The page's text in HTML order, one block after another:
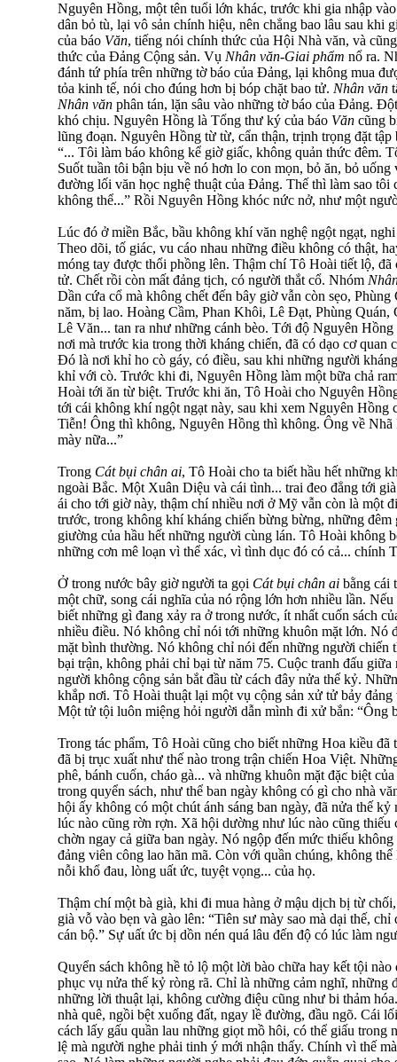
Nguyên Hồng, một tên tuổi lớn khác, trước khi gia nhập
dân bỏ tù, lại vô sản chính hiệu, nên chẳng bao lâu sau khi
của báo Văn, tiếng nói chính thức của Hội Nhà văn, và
thức của Đảng Cộng sản. Vụ Nhân văn-Giai phẩm nổ ra.
đánh tứ phía trên những tờ báo của Đảng, lại không mua
tỏa kinh tế, nói cho đúng hơn bị bóp chặt bao tử. Nhân văn
Nhân văn phân tán, lặn sâu vào những tờ báo của Đảng.
khó chịu. Nguyên Hồng là Tổng thư ký của báo Văn cũng
lũng đoạn. Nguyên Hồng từ từ, cẩn thận, trịnh trọng đặt
“... Tôi làm báo không kể giờ giấc, không quản thức đêm.
Suốt tuần tôi bận bịu về nó hơn lo con mọn, bỏ ăn, bỏ
đường lối văn học nghệ thuật của Đảng. Thế thì làm sao tôi
không thể...” Rồi Nguyên Hồng khóc nức nở, như một
Lúc đó ở miền Bắc, bầu không khí văn nghệ ngột ngạt,
Theo dõi, tố giác, vu cáo nhau những điều không có thật,
móng tay được thổi phồng lên. Thậm chí Tô Hoài tiết lộ, đã
tử. Chết rồi còn mất đảng tịch, có người thắt cổ. Nhóm
Dần cứa cổ mà không chết đến bây giờ vẫn còn sẹo,
năm, bị lao. Hoàng Cầm, Phan Khôi, Lê Đạt, Phùng
Lê Văn... tan ra như những cánh bèo. Tới độ Nguyên
nơi mà trước kia trong thời kháng chiến, đã có dạo cơ quan
Đó là nơi khỉ ho cò gáy, có điều, sau khi những người
khỉ với cò. Trước khi đi, Nguyên Hồng làm một bữa chả
Hoài tới ăn từ biệt. Trước khi ăn, Tô Hoài cho Nguyên
tới cái không khí ngột ngạt này, sau khi xem Nguyên Hồng
Tiễn! Ông thì không, Nguyên Hồng thì không. Ông về
mày nữa...”
Trong Cát bụi chân ai, Tô Hoài cho ta biết hầu hết những
ngoài Bắc. Một Xuân Diệu và cái tình... trai đeo đẳng tới
ái cho tới giờ này, thậm chí nhiều nơi ở Mỹ vẫn còn là một
trước, trong không khí kháng chiến bừng bừng, những
giường của hầu hết những người cùng lán. Tô Hoài không
những cơn mê loạn vì thể xác, vì tình dục đó có cả... chính
Ở trong nước bây giờ người ta gọi Cát bụi chân ai bằng cái
một chữ, song cái nghĩa của nó rộng lớn hơn nhiều lần.
biết những gì đang xảy ra ở trong nước, ít nhất cuốn sách
nhiều điều. Nó không chỉ nói tới những khuôn mặt lớn. Nó
mặt bình thường. Nó không chỉ nói đến những người chiến
bại trận, không phải chỉ bại từ năm 75. Cuộc tranh đấu
người không cộng sản bắt đầu từ cách đây nửa thế kỷ.
khắp nơi. Tô Hoài thuật lại một vụ cộng sản xử tử bảy
Một tử tội luôn miệng hỏi người dẫn mình đi xử bắn: “Ông
Trong tác phẩm, Tô Hoài cũng cho biết những Hoa kiều đã
đã bị trục xuất như thế nào trong trận chiến Hoa Việt.
phê, bánh cuốn, cháo gà... và những khuôn mặt đặc biệt
trong quyển sách, như thể ban ngày không có gì cho nhà
hội ấy không có một chút ánh sáng ban ngày, đã nửa thế
lúc nào cũng rờn rợn. Xã hội dường như lúc nào cũng thiếu
chờn ngay cả giữa ban ngày. Nó ngộp đến mức thiếu
đảng viên công lao hãn mã. Còn với quần chúng, không
nỗi khổ đau, lòng uất ức, tuyệt vọng... của họ.
Thậm chí một bà già, khi đi mua hàng ở mậu dịch bị từ
già vỗ vào bẹn và gào lên: “Tiên sư mày sao mà dại thế, chỉ
cán bộ.” Sự uất ức bị dồn nén quá lâu đến độ có lúc làm
Quyển sách không hề tỏ lộ một lời bào chữa hay kết tội
phục vụ nửa thế kỷ ròng rã. Chỉ là những cảm nghĩ, những
những lời thuật lại, không cường điệu cũng như bi thảm
nhà quê, ngồi bệt xuống đất, ngay lề đường, đầu ngõ. Cái
cách lấy gấu quần lau những giọt mồ hôi, có thể giấu trong
lệ mà người nghe phải tinh ý mới nhận thấy. Chính vì thế